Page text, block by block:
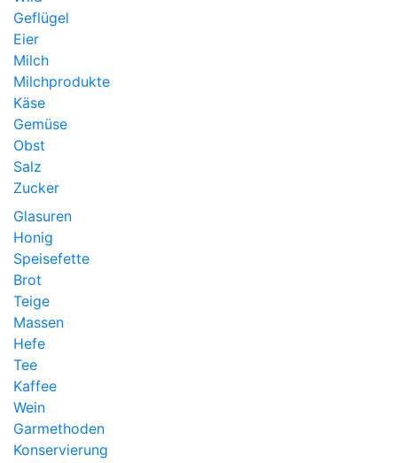
Geflügel
Eier
Milch
Milchprodukte
Käse
Gemüse
Obst
Salz
Zucker
Glasuren
Honig
Speisefette
Brot
Teige
Massen
Hefe
Tee
Kaffee
Wein
Garmethoden
Konservierung